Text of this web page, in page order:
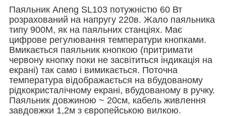
Паяльник Aneng SL103 потужністю 60 Вт
розрахований на напругу 220в. Жало паяльника
типу 900М, як на паяльних станціях. Має
цифрове регулювання температури кнопками.
Вмикається паяльник кнопкою (притримати
червону кнопку поки не засвітиться індикація на
екрані) так само і вимикається. Поточна
температура відображається на вбудованому
рідкокристалічному екрані, вбудованому в ручку.
Паяльник довжиною ~ 20см, кабель живлення
завдовжки 1,2м з європейською вилкою.